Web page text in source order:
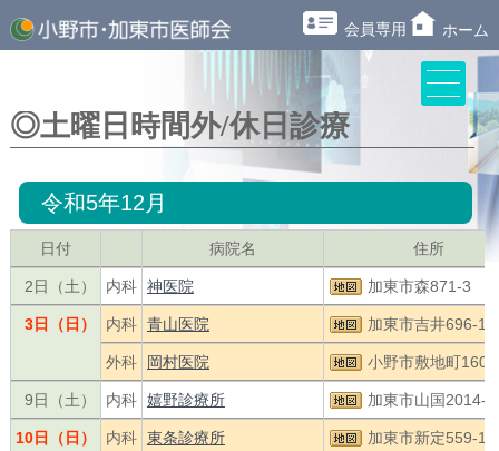
ホーム
会員専用
◎土曜日時間外/休日診療
令和5年12月
日付 病院名 住所
2日（土） 内科 神医院 加東市森871-3
3日（日） 内科 青山医院 加東市吉井696-1
外科 岡村医院 小野市敷地町
9日（土） 内科 嬉野診療所 加東市山国2014-
10日（日） 内科 東条診療所 加東市新定559-1